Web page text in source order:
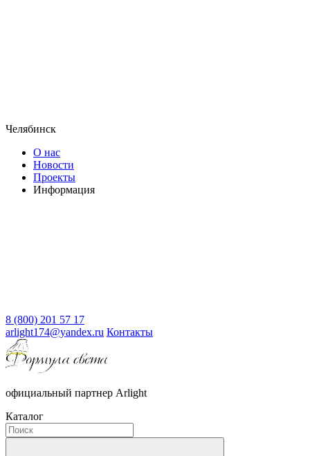
Челябинск
О нас
Новости
Проекты
Информация
8 (800) 201 57 17
arlight174@yandex.ru Контакты
официальный партнер Arlight
Каталог